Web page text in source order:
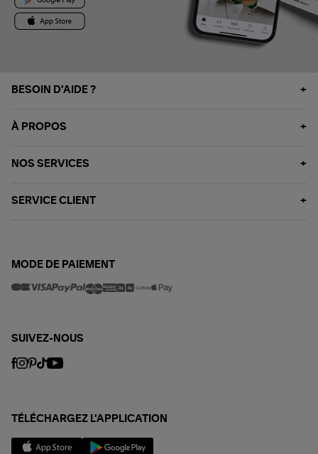
BESOIN D'AIDE ?
À PROPOS
NOS SERVICES
SERVICE CLIENT
MODE DE PAIEMENT
SUIVEZ-NOUS
TÉLÉCHARGEZ L'APPLICATION